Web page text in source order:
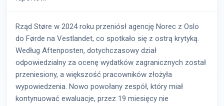
Rząd Støre w 2024 roku przeniósł agencję Norec z Oslo
do Førde na Vestlandet, co spotkało się z ostrą krytyką.
Według Aftenposten, dotychczasowy dział
odpowiedzialny za ocenę wydatków zagranicznych został
przeniesiony, a większość pracowników złożyła
wypowiedzenia. Nowo powołany zespół, który miał
kontynuować ewaluacje, przez 19 miesięcy nie